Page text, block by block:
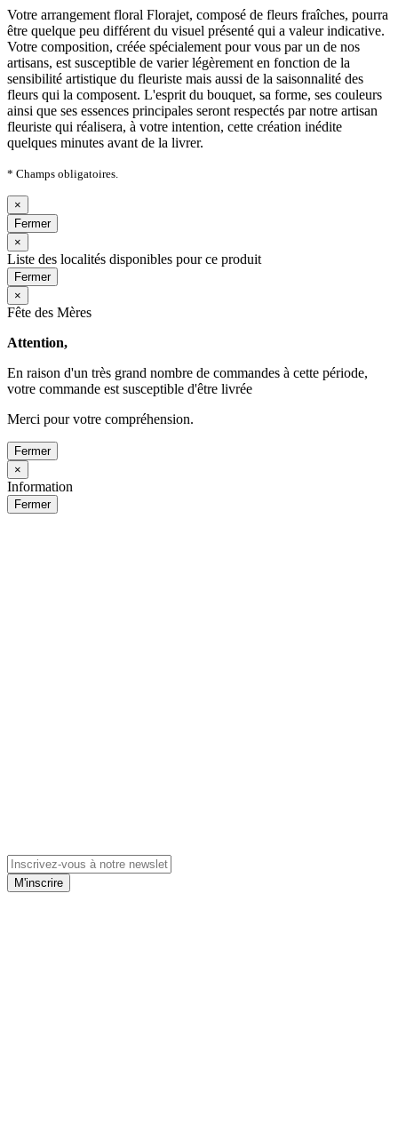
Votre arrangement floral Florajet, composé de fleurs fraîches, pourra
être quelque peu différent du visuel présenté qui a valeur indicative.
Votre composition, créée spécialement pour vous par un de nos
artisans, est susceptible de varier légèrement en fonction de la
sensibilité artistique du fleuriste mais aussi de la saisonnalité des
fleurs qui la composent. L'esprit du bouquet, sa forme, ses couleurs
ainsi que ses essences principales seront respectés par notre artisan
fleuriste qui réalisera, à votre intention, cette création inédite
quelques minutes avant de la livrer.
* Champs obligatoires.
×
Fermer
×
Liste des localités disponibles pour ce produit
Fermer
×
Fête des Mères
Attention,
En raison d'un très grand nombre de commandes à cette période,
votre commande est susceptible d'être livrée
Merci pour votre compréhension.
Fermer
×
Information
Fermer
M'inscrire